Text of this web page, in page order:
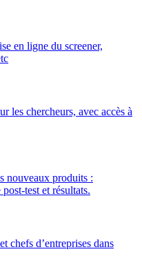
en ligne du screener,
les chercheurs, avec accès à
nouveaux produits :
test et résultats.
chefs d’entreprises dans